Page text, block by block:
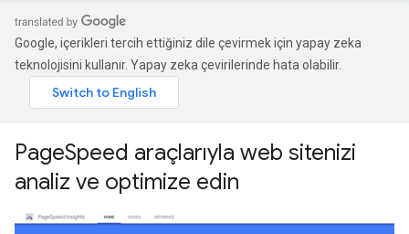
Google, içerikleri tercih ettiğiniz dile çevirmek için yapay zeka
teknolojisini kullanır. Yapay zeka çevirilerinde hata olabilir.
PageSpeed araçlarıyla web sitenizi
analiz ve optimize edin